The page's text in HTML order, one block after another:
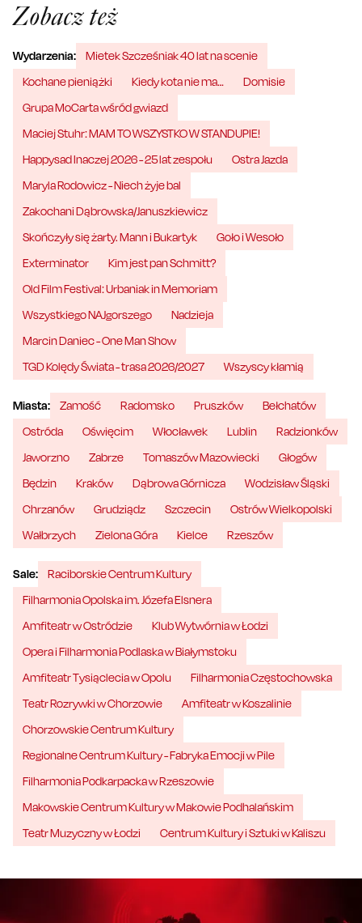
Zobacz też
Wydarzenia:
Mietek Szcześniak 40 lat na scenie
Kochane pieniążki
Kiedy kota nie ma…
Domisie
Grupa MoCarta wśród gwiazd
Maciej Stuhr: MAM TO WSZYSTKO W STANDUPIE!
Happysad Inaczej 2026 - 25 lat zespołu
Ostra Jazda
Maryla Rodowicz - Niech żyje bal
Zakochani Dąbrowska/Januszkiewicz
Skończyły się żarty. Mann i Bukartyk
Goło i Wesoło
Exterminator
Kim jest pan Schmitt?
Old Film Festival: Urbaniak in Memoriam
Wszystkiego NAJgorszego
Nadzieja
Marcin Daniec - One Man Show
TGD Kolędy Świata - trasa 2026/2027
Wszyscy kłamią
Miasta: Zamość Radomsko Pruszków
Bełchatów
Ostróda
Oświęcim Włocławek Lublin
Radzionków
Jaworzno
Zabrze Tomaszów Mazowiecki
Głogów
Będzin
Kraków Dąbrowa Górnicza
Wodzisław Śląski
Chrzanów
Grudziądz Szczecin
Ostrów Wielkopolski
Wałbrzych
Zielona Góra Kielce Rzeszów
Sale:
Raciborskie Centrum Kultury
Filharmonia Opolska im. Józefa Elsnera
Amfiteatr w Ostródzie
Klub Wytwórnia w Łodzi
Opera i Filharmonia Podlaska w Białymstoku
Amfiteatr Tysiąclecia w Opolu
Filharmonia Częstochowska
Teatr Rozrywki w Chorzowie
Amfiteatr w Koszalinie
Chorzowskie Centrum Kultury
Regionalne Centrum Kultury - Fabryka Emocji w Pile
Filharmonia Podkarpacka w Rzeszowie
Makowskie Centrum Kultury w Makowie Podhalańskim
Teatr Muzyczny w Łodzi
Centrum Kultury i Sztuki w Kaliszu